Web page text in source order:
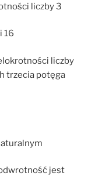
liczby 3
16
liczby
trzecia potęga
jest